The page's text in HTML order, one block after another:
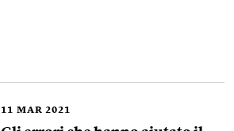
11 MAR 2021